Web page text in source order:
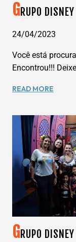
GRUPO
24/04/2023
Você está
Encontrou!!!
READ MORE
2024
GRUPO